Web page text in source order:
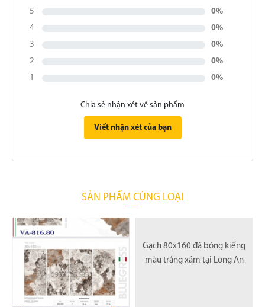
5
0%
4
0%
3
0%
2
0%
1
0%
Chia sẻ nhận xét về sản phẩm
Viết nhận xét của bạn
SẢN PHẨM CÙNG LOẠI
Gạch 80x160 đá bóng kiếng
màu trắng xám tại Long An